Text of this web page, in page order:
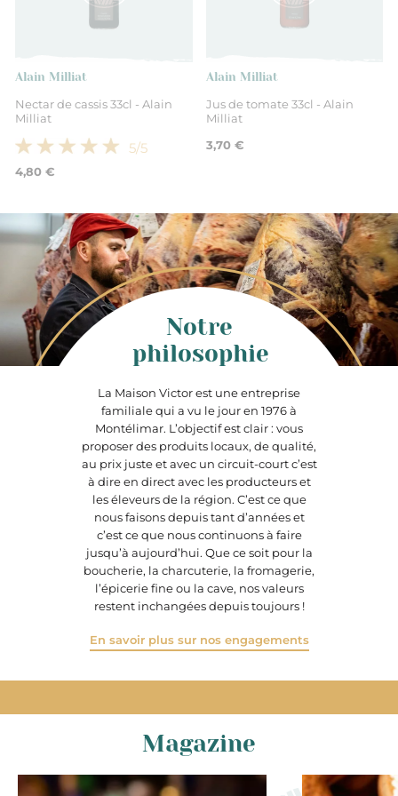
Alain Milliat
Nectar de cassis 33cl - Alain
Milliat
5/5
4,80 €
Alain Milliat
Jus de tomate 33cl - Alain
Milliat
3,70 €
La Maison Victor est une entreprise
familiale qui a vu le jour en 1976 à
Montélimar. L’objectif est clair : vous
proposer des produits locaux, de qualité,
au prix juste et avec un circuit-court c’est
à dire en direct avec les producteurs et
les éleveurs de la région. C’est ce que
nous faisons depuis tant d’années et
c’est ce que nous continuons à faire
jusqu’à aujourd’hui. Que ce soit pour la
boucherie, la charcuterie, la fromagerie,
l’épicerie fine ou la cave, nos valeurs
restent inchangées depuis toujours !
En savoir plus sur nos engagements
Notre
philosophie
Magazine